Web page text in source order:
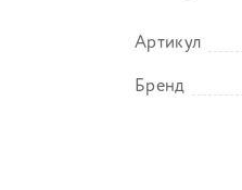
Артикул
Бренд